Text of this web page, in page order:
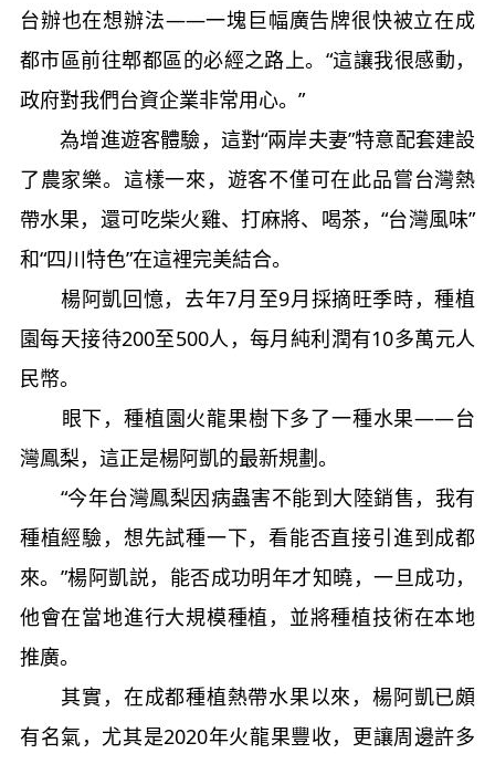
台辦也在想辦法——一塊巨幅廣告牌很快被立在成
都市區前往郫都區的必經之路上。“這讓我很感動，
政府對我們台資企業非常用心。”
為增進遊客體驗，這對“兩岸夫妻”特意配套建設
了農家樂。這樣一來，遊客不僅可在此品嘗台灣熱
帶水果，還可吃柴火雞、打麻將、喝茶，“台灣風味”
和“四川特色”在這裡完美結合。
楊阿凱回憶，去年7月至9月採摘旺季時，種植
園每天接待200至500人，每月純利潤有10多萬元人
民幣。
眼下，種植園火龍果樹下多了一種水果——台
灣鳳梨，這正是楊阿凱的最新規劃。
“今年台灣鳳梨因病蟲害不能到大陸銷售，我有
種植經驗，想先試種一下，看能否直接引進到成都
來。”楊阿凱説，能否成功明年才知曉，一旦成功，
他會在當地進行大規模種植，並將種植技術在本地
推廣。
其實，在成都種植熱帶水果以來，楊阿凱已頗
有名氣，尤其是2020年火龍果豐收，更讓周邊許多